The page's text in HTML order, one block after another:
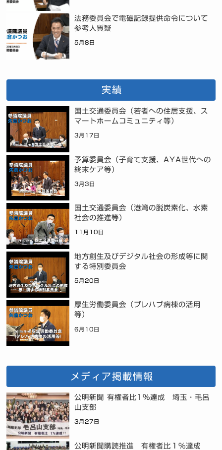
法務委員会で電磁記録提供命令について
参考人質疑
5月8日
実績
国土交通委員会（若者への住居支援、ス
マートホームコミュニティ等）
3月17日
予算委員会（子育て支援、AYA世代への
終末ケア等）
3月3日
国土交通委員会（港湾の脱炭素化、水素
社会の推進等）
11月10日
地方創生及びデジタル社会の形成等に関
する特別委員会
5月20日
厚生労働委員会（プレハブ病棟の活用
等）
6月10日
メディア掲載情報
公明新聞 有権者比1%達成 埼玉・毛呂
山支部
3月27日
公明新聞購読推進 有権者比１％達成